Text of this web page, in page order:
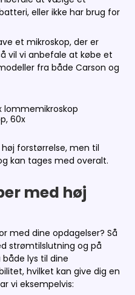
eller ikke har brug for
et mikroskop, der er
vil vi anbefale at købe et
fra både Carson og
lommemikroskop
60x
høj forstørrelse, men til
kan tages med overalt.
med høj
med dine opdagelser? Så
strømtilslutning og på
lys til dine
hvilket kan give dig en
vi eksempelvis: